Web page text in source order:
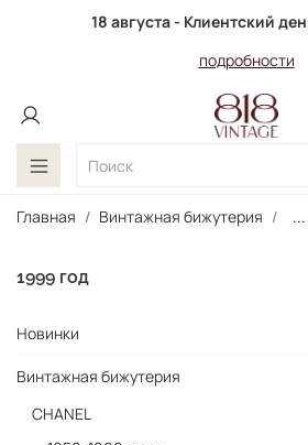
18 августа - Клиентский
подробности
Главная Винтажная бижутерия ...
1999 год
Новинки
Винтажная бижутерия
CHANEL